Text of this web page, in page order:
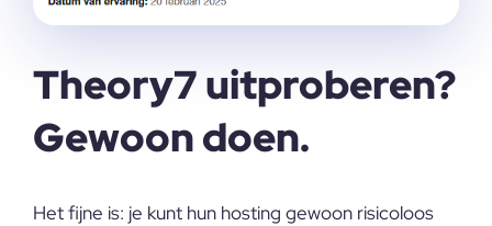
Theory7 uitproberen?
Gewoon doen.
Het fijne is: je kunt hun hosting gewoon risicoloos